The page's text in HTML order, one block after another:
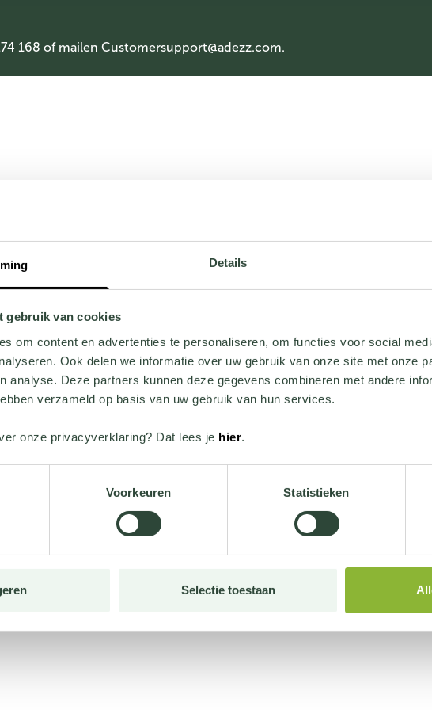
Details
gebruik van cookies
om content en advertenties te personaliseren, om functies voor social
Ook delen we informatie over uw gebruik van onze site met onze
analyse. Deze partners kunnen deze gegevens combineren met andere
verzameld op basis van uw gebruik van hun services.
onze privacyverklaring? Dat lees je hier.
Voorkeuren Statistieken
Selectie toestaan
168 of mailen Customersupport@adezz.com.